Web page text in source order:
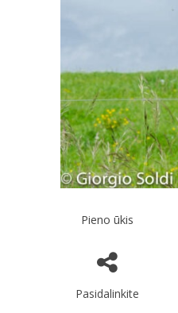
Pieno ūkis
Pasidalinkite